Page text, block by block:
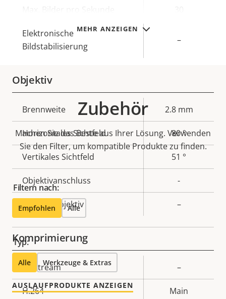
MEHR ANZEIGEN
Elektronische
Bildstabilisierung
–
Objektiv
Eigentumsbeschreibung Eigentumswert
Brennweite 2.8 mm
Horizontales Sichtfeld 80 °
Vertikales Sichtfeld 51 °
Objektivanschluss -
Wechselobjektiv –
Komprimierung
Eigentumsbeschreibung Eigentumswert
Zipstream –
H.264 Main
Zubehör
Machen Sie das Beste aus Ihrer Lösung. Verwenden
Sie den Filter, um kompatible Produkte zu finden.
Filtern nach:
Empfohlen Alle
Typ:
Alle Werkzeuge & Extras
AUSLAUFPRODUKTE ANZEIGEN